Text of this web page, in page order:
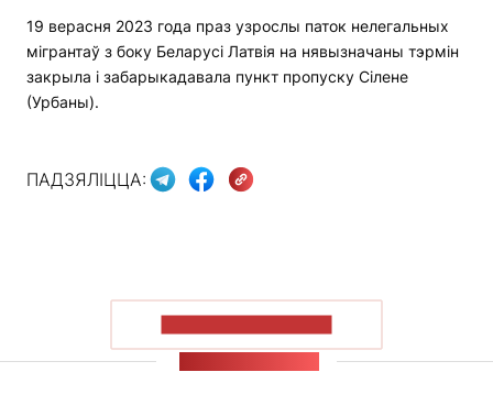
19 верасня 2023 года праз узрослы паток нелегальных
мігрантаў з боку Беларусі Латвія на нявызначаны тэрмін
закрыла і забарыкадавала пункт пропуску Сілене
(Урбаны).
ПАДЗЯЛІЦЦА: